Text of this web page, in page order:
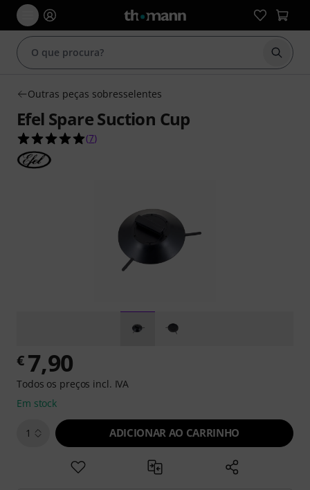
Iniciar
Outras peças sobresselentes
Efel Spare Suction Cup
5.0 de 5 estrelas de 7 avaliações de clientes
(7)
€ 7,90
Todos os preços incl. IVA
Em stock
1 ADICIONAR AO CARRINHO